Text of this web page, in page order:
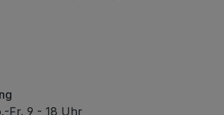
Fr. 9 - 18 Uhr